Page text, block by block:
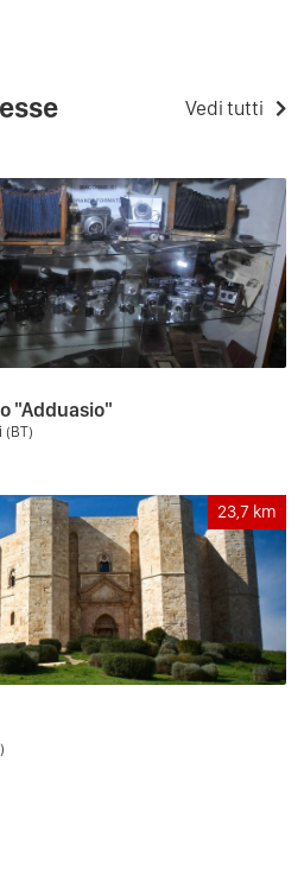
Vedi tutti
"Adduasio"
(BT)
23,7 km